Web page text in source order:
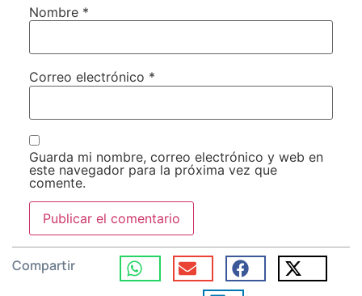
Nombre *
Correo electrónico *
Guarda mi nombre, correo electrónico y web en
este navegador para la próxima vez que
comente.
Compartir